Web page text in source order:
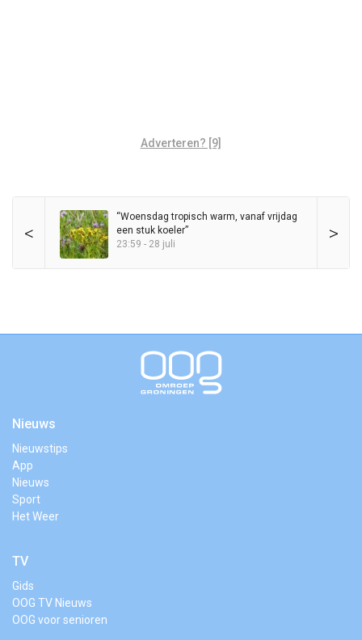
Adverteren? [9]
< >
“Woensdag tropisch warm, vanaf vrijdag
een stuk koeler”
23:59 - 28 juli
Nieuws
Nieuwstips
App
Nieuws
Sport
Het Weer
TV
Gids
OOG TV Nieuws
OOG voor senioren